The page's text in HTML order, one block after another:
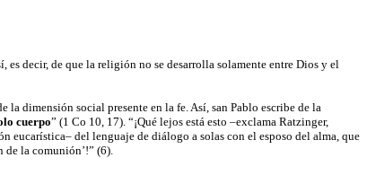
es decir, de que la religión no se desarrolla solamente entre Dios y el
la dimensión social presente en la fe. Así, san Pablo escribe de la
cuerpo” (1 Co 10, 17). “¡Qué lejos está esto –exclama Ratzinger,
eucarística– del lenguaje de diálogo a solas con el esposo del alma, que
la comunión’!” (6).